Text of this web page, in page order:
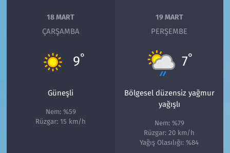
18 MART
ÇARŞAMBA
9°
Güneşli
Nem: %59
Rüzgar: 15 km/h
19 MART
PERŞEMBE
7°
Bölgesel düzensiz yağmur
yağışlı
Nem: %79
Rüzgar: 20 km/h
Yağış Olasılığı: %84